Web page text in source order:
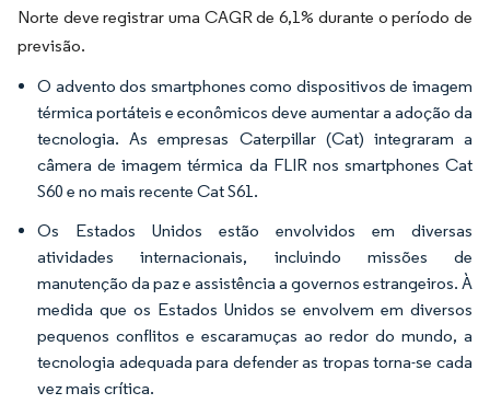
Norte deve registrar uma CAGR de 6,1% durante o período de
previsão.
O advento dos smartphones como dispositivos de imagem
térmica portáteis e econômicos deve aumentar a adoção da
tecnologia. As empresas Caterpillar (Cat) integraram a
câmera de imagem térmica da FLIR nos smartphones Cat
S60 e no mais recente Cat S61.
Os Estados Unidos estão envolvidos em diversas
atividades internacionais, incluindo missões de
manutenção da paz e assistência a governos estrangeiros. À
medida que os Estados Unidos se envolvem em diversos
pequenos conflitos e escaramuças ao redor do mundo, a
tecnologia adequada para defender as tropas torna-se cada
vez mais crítica.